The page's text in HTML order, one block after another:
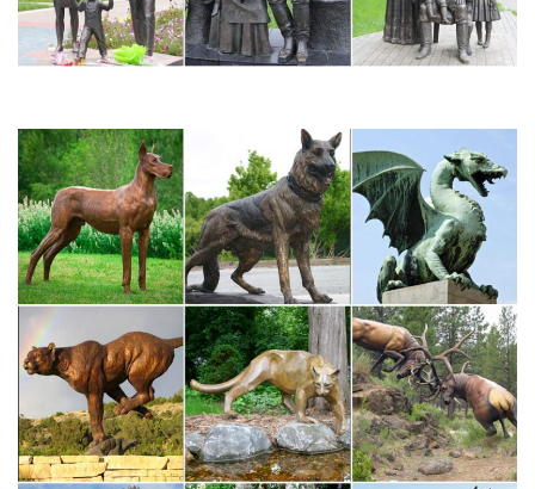
Купить символ 2018 года – Собака
Фигуры для сада. Садовый декор.Конечно же, какой именно
однако в случае покупки статуэтки для интерьера стоит также
обратить внимание на стиль…
Сувениры в виде статуэтки собаки в интернет-магазине…
Эксклюзивные подарки » Статуэтки Собак – Символ 2018.
Сувенирные статуэтки собак. Статуэтка Большой Йоркшир арт.
240N. Цена: 10 950 руб. Купить.
Статуэтки из полистоуна – купить с доставкой по России и СНГ
на…
Статуэтки из полистоуна, купить, заказать, цена, в интернет
магазине.Статуэтка Бульдог, собака символ нового года,
подарок 2018. Декор для дома и сада Azov Garden. 2 300 руб
В корзину.